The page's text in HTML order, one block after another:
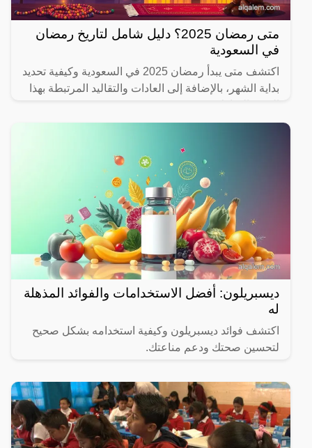
متى رمضان 2025؟ دليل شامل لتاريخ رمضان
في السعودية
اكتشف متى يبدأ رمضان 2025 في السعودية وكيفية تحديد
بداية الشهر، بالإضافة إلى العادات والتقاليد المرتبطة بهذا
ديسبريلون: أفضل الاستخدامات والفوائد المذهلة
له
اكتشف فوائد ديسبريلون وكيفية استخدامه بشكل صحيح
لتحسين صحتك ودعم مناعتك.